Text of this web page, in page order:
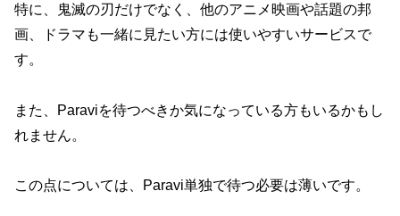
特に、鬼滅の刃だけでなく、他のアニメ映画や話題の邦
画、ドラマも一緒に見たい方には使いやすいサービスで
す。
また、Paraviを待つべきか気になっている方もいるかもし
れません。
この点については、Paravi単独で待つ必要は薄いです。